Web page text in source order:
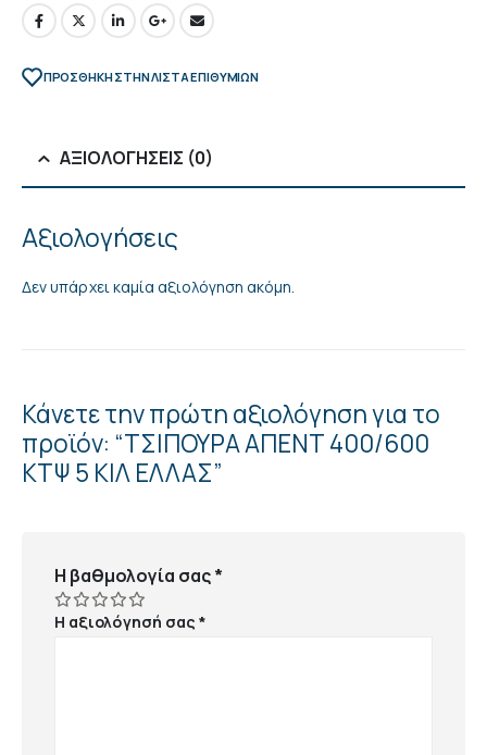
ΠΡΌΣΘΉΚΗ ΣΤΗΝ ΛΊΣΤΑ ΕΠΙΘΥΜΙΏΝ
ΑΞΙΟΛΟΓΉΣΕΙΣ (0)
Αξιολογήσεις
Δεν υπάρχει καμία αξιολόγηση ακόμη.
Κάνετε την πρώτη αξιολόγηση για το
προϊόν: “ΤΣΙΠΟΥΡΑ ΑΠΕΝΤ 400/600
ΚΤΨ 5 ΚΙΛ ΕΛΛΑΣ”
Η βαθμολογία σας*
Η αξιολόγησή σας*